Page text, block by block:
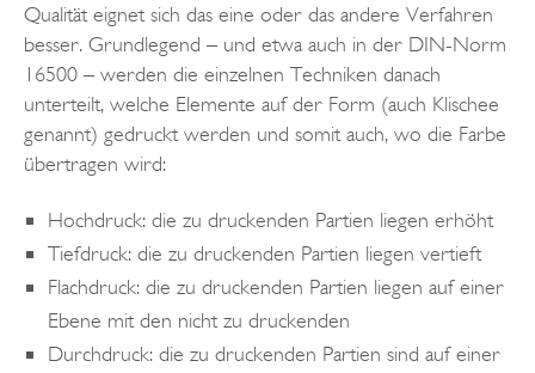
Qualität eignet sich das eine oder das andere Verfahren
besser. Grundlegend – und etwa auch in der DIN-Norm
16500 – werden die einzelnen Techniken danach
unterteilt, welche Elemente auf der Form (auch Klischee
genannt) gedruckt werden und somit auch, wo die Farbe
übertragen wird:
Hochdruck: die zu druckenden Partien liegen erhöht
Tiefdruck: die zu druckenden Partien liegen vertieft
Flachdruck: die zu druckenden Partien liegen auf einer
Ebene mit den nicht zu druckenden
Durchdruck: die zu druckenden Partien sind auf einer